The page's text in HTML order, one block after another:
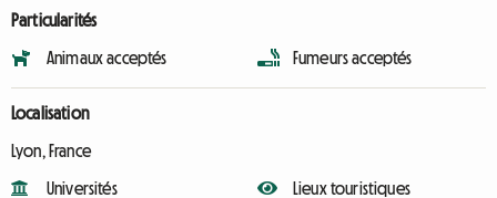
Particularités
Animaux acceptés Fumeurs acceptés
Localisation
Lyon, France
Universités
Lieux touristiques